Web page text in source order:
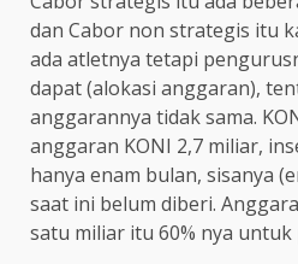
dan Cabor non strategis itu
ada atletnya tetapi
dapat (alokasi anggaran),
anggarannya tidak sama.
anggaran KONI 2,7 miliar,
hanya enam bulan, sisanya
saat ini belum diberi.
satu miliar itu 60% nya untuk